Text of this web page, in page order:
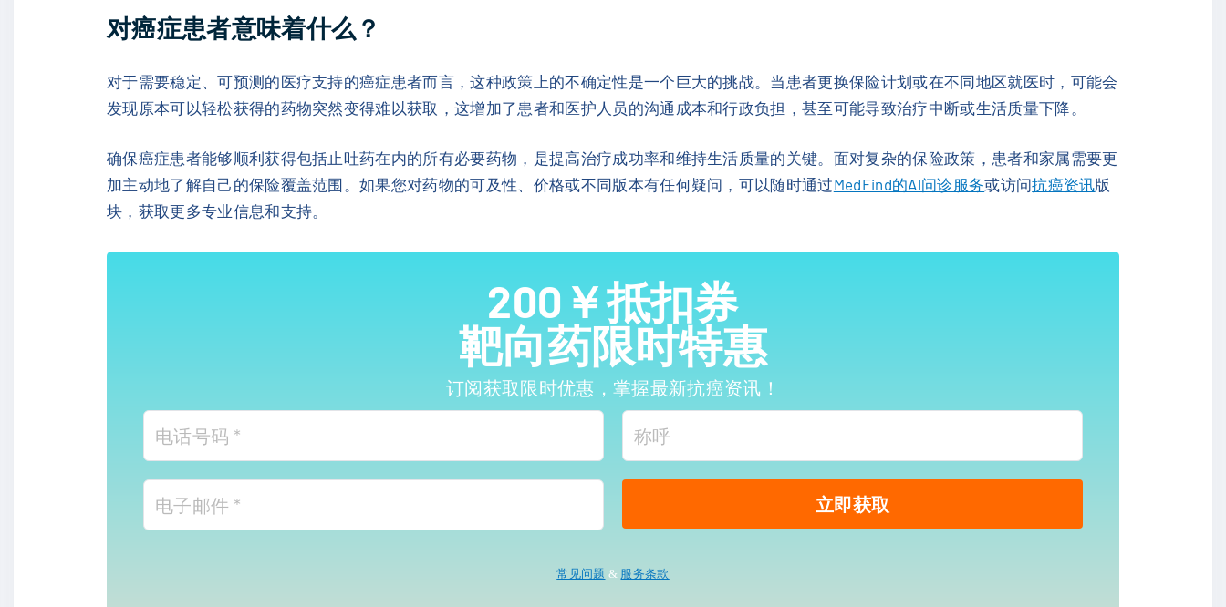
对癌症患者意味着什么？
对于需要稳定、可预测的医疗支持的癌症患者而言，这种政策上的不确定性是一个巨大的挑战。当患者更换保险计划或在不同地区就医时，可能会
发现原本可以轻松获得的药物突然变得难以获取，这增加了患者和医护人员的沟通成本和行政负担，甚至可能导致治疗中断或生活质量下降。
确保癌症患者能够顺利获得包括止吐药在内的所有必要药物，是提高治疗成功率和维持生活质量的关键。面对复杂的保险政策，患者和家属需要更
加主动地了解自己的保险覆盖范围。如果您对药物的可及性、价格或不同版本有任何疑问，可以随时通过MedFind的AI问诊服务或访问抗癌资讯版
块，获取更多专业信息和支持。
200￥抵扣券
靶向药限时特惠
订阅获取限时优惠，掌握最新抗癌资讯！
常见问题 & 服务条款